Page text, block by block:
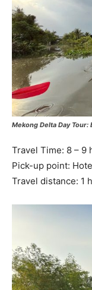
Mekong Delta Day Tour:
Travel Time: 8 – 9
Pick-up point:
Travel distance: 1